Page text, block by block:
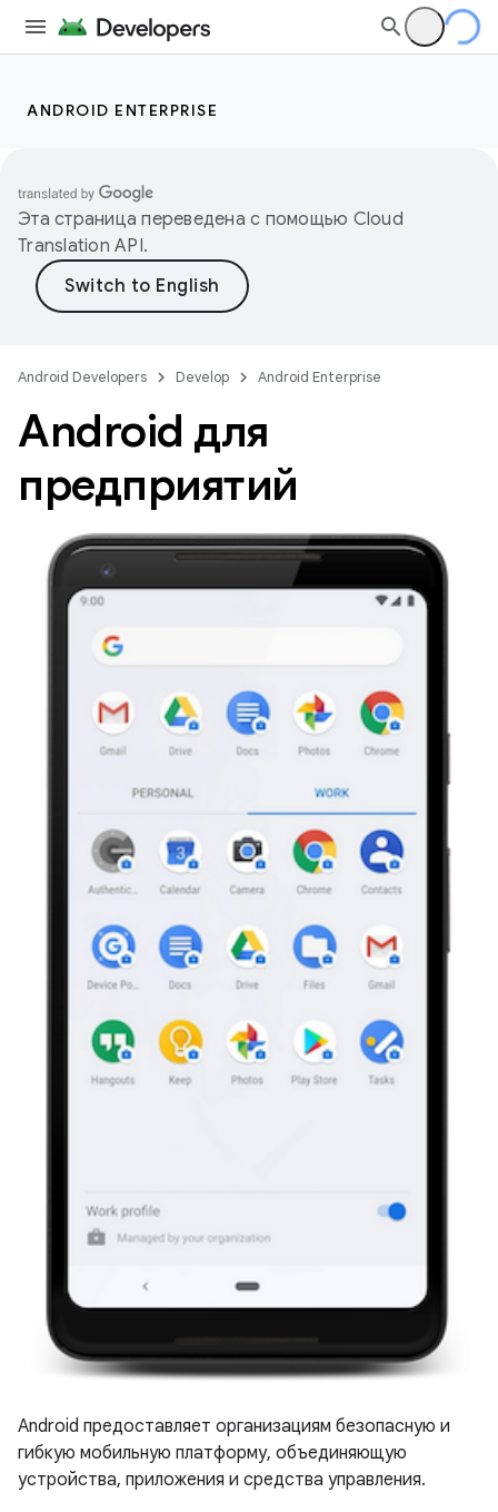
ANDROID ENTERPRISE
Эта страница переведена с помощью Cloud
Translation API.
Android Developers Develop Android Enterprise
Android для
предприятий
Android предоставляет организациям безопасную и
гибкую мобильную платформу, объединяющую
устройства, приложения и средства управления.